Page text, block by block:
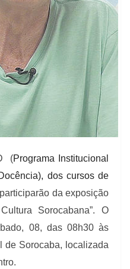
(Programa Institucional
dos cursos de
participarão da exposição
Sorocabana”. O
08, das 08h30 às
de Sorocaba, localizada